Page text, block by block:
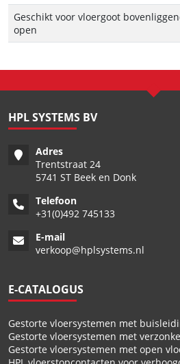
Geschikt voor vloergoot
open
HPL SYSTEMS BV
Adres
Trentstraat 24
5741 ST Beek en Donk
Telefoon
+31(0)492 745133
E-mail
verkoop@hplsystems.nl
E-CATALOGUS
Gestorte vloersystemen met
Gestorte vloersystemen met
Gestorte vloersystemen met open